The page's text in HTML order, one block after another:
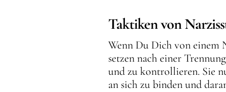
Taktiken von
Wenn Du Dich von einem
setzen nach einer
und zu kontrollieren. Sie
an sich zu binden und